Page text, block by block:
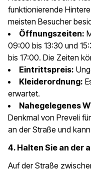
funktionierende
meisten Besucher
Öffnungszeiten:
09:00 bis 13:30 und
bis 17:00. Die Zeiten
Eintrittspreis:
Kleiderordnung:
erwartet.
Nahegelegenes
Denkmal von Preveli
an der Straße und
4. Halten Sie an der
Auf der Straße